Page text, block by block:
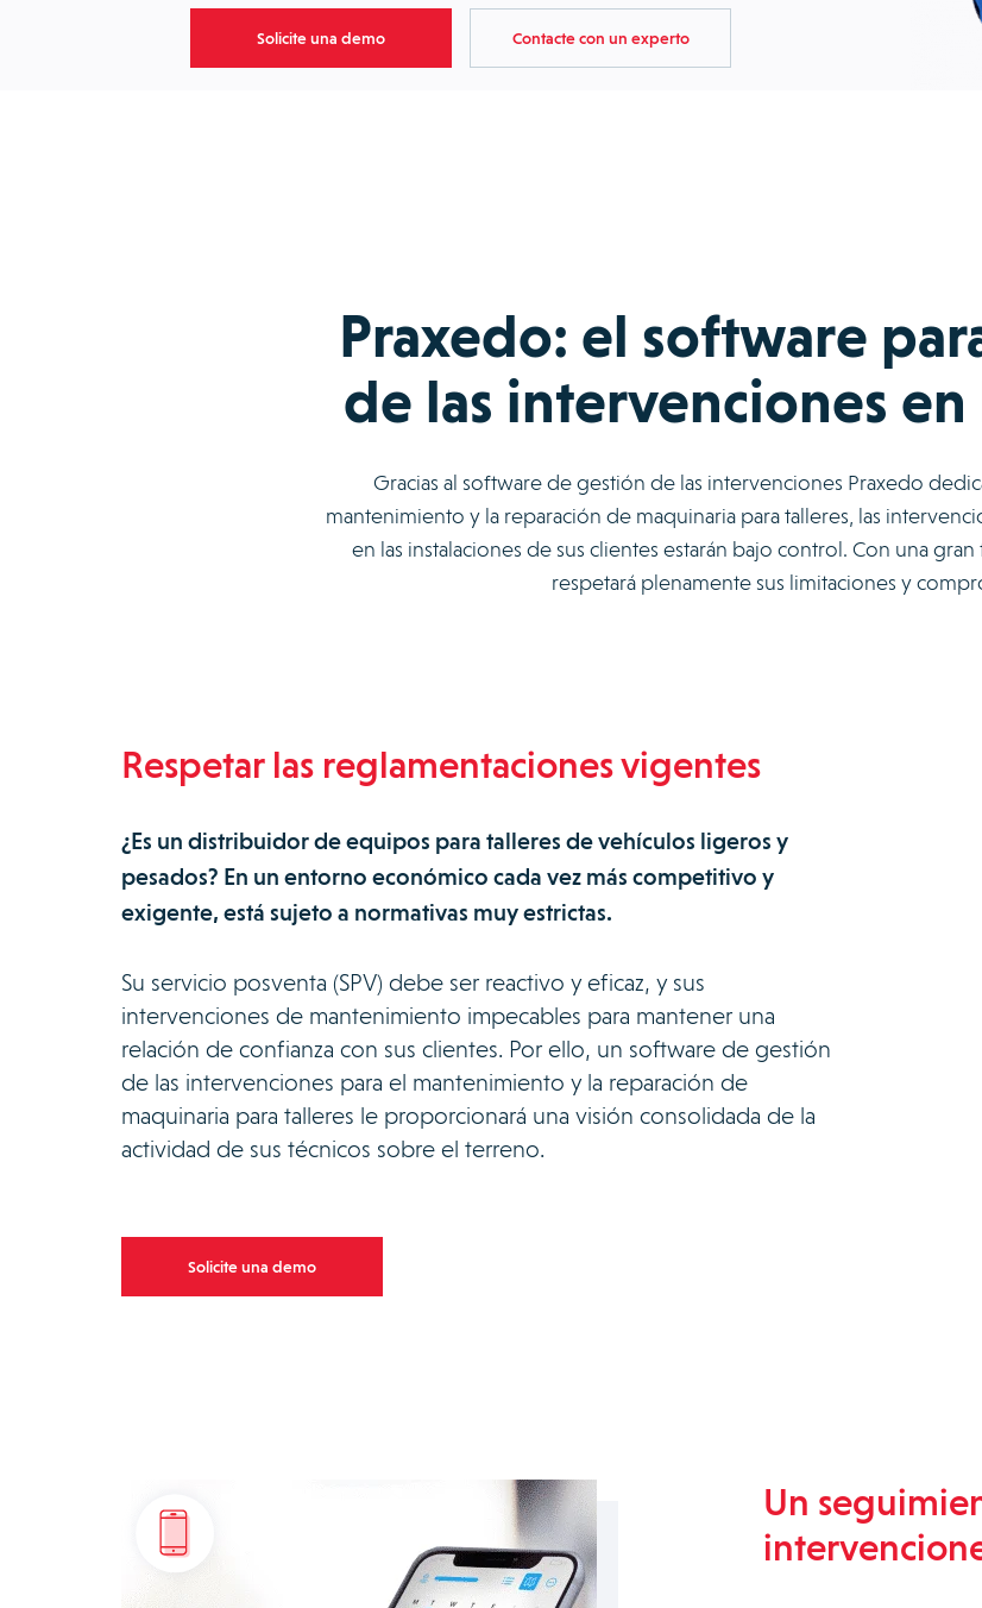
Solicite una demo Contacte con un experto
Praxedo: el software
de las intervenciones
Gracias al software de gestión de las intervenciones Praxedo
mantenimiento y la reparación de maquinaria para talleres, las
en las instalaciones de sus clientes estarán bajo control. Con una
respetará plenamente sus limitaciones y
Respetar las reglamentaciones vigentes
¿Es un distribuidor de equipos para talleres de vehículos ligeros y
pesados? En un entorno económico cada vez más competitivo y
exigente, está sujeto a normativas muy estrictas.
Su servicio posventa (SPV) debe ser reactivo y eficaz, y sus
intervenciones de mantenimiento impecables para mantener una
relación de confianza con sus clientes. Por ello, un software de gestión
de las intervenciones para el mantenimiento y la reparación de
maquinaria para talleres le proporcionará una visión consolidada de la
actividad de sus técnicos sobre el terreno.
Solicite una demo
Un